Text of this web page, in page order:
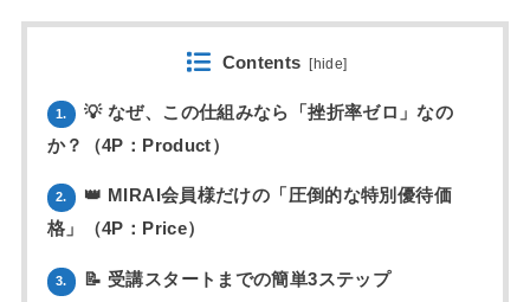
Contents [hide]
1.
💡 なぜ、この仕組みなら「挫折率ゼロ」なの
か？（4P：Product）
2.
👑 MIRAI会員様だけの「圧倒的な特別優待価
格」（4P：Price）
3. 📝 受講スタートまでの簡単3ステップ